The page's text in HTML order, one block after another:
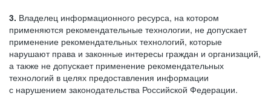
3. Владелец информационного ресурса, на котором
применяются рекомендательные технологии, не допускает
применение рекомендательных технологий, которые
нарушают права и законные интересы граждан и организаций,
а также не допускает применение рекомендательных
технологий в целях предоставления информации
с нарушением законодательства Российской Федерации.